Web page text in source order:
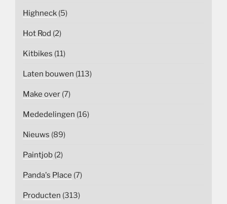
Highneck (5)
Hot Rod (2)
Kitbikes (11)
Laten bouwen (113)
Make over (7)
Mededelingen (16)
Nieuws (89)
Paintjob (2)
Panda's Place (7)
Producten (313)